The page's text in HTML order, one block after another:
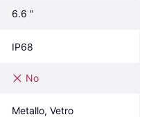
6.6 "
IP68
No
Metallo, Vetro